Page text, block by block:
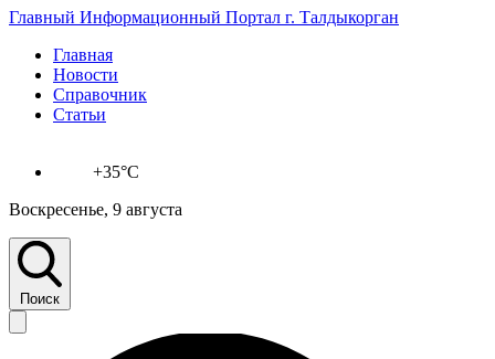
Главный Информационный Портал г. Талдыкорган
Главная
Новости
Справочник
Статьи
+35°C
Воскресенье, 9 августа
Поиск